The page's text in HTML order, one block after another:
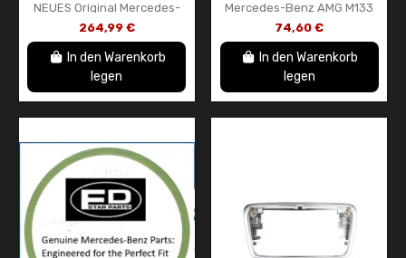
NEUES Original Mercedes-
Benz Innenraum-
Dachleuchten-Steuergerät
Dachkonsole OEM...
264,99 €
In den Warenkorb
legen
Mercedes-Benz AMG M133
Kühlmittelzulaufschlauch
OEM A1332000053
74,60 €
In den Warenkorb
legen